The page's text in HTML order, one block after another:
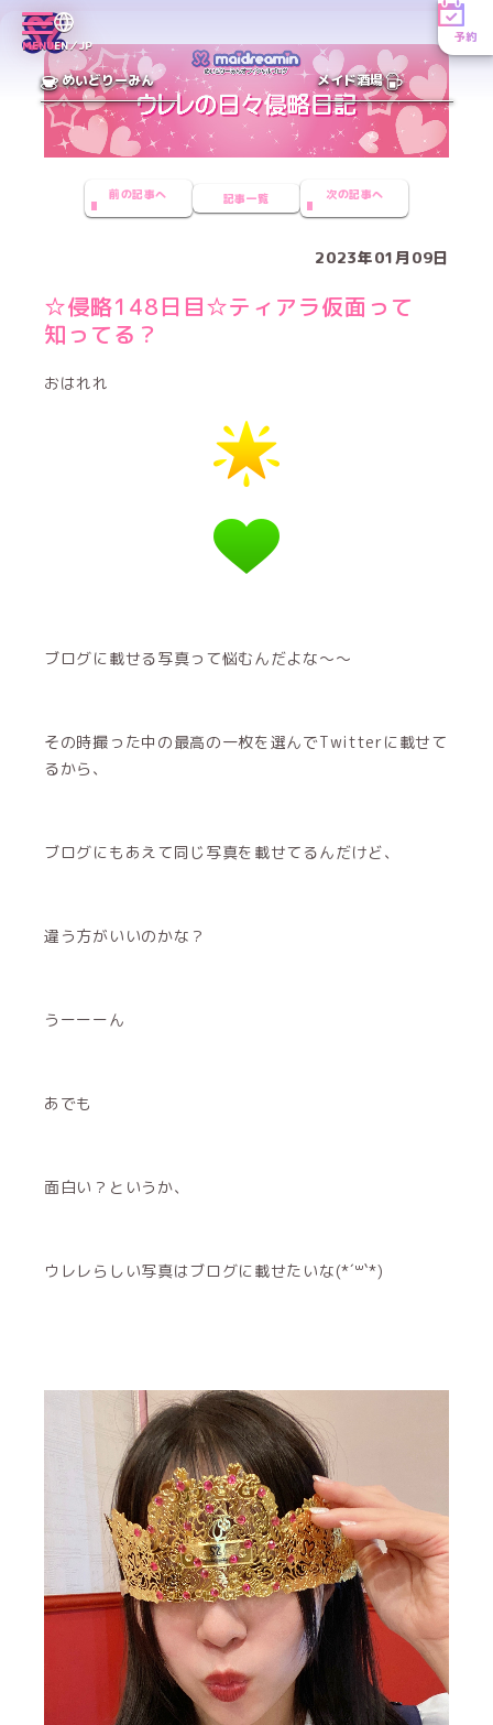
MENUEN／JP
予約
めいどりーみん メイド酒場
前の記事へ 記事一覧 次の記事へ
2023年01月09日
☆侵略148日目☆ティアラ仮面って
知ってる？
おはれれ
ブログに載せる写真って悩むんだよな〜〜
その時撮った中の最高の一枚を選んでTwitterに載せて
るから、
ブログにもあえて同じ写真を載せてるんだけど、
違う方がいいのかな？
うーーーん
あでも
面白い？というか、
ウレレらしい写真はブログに載せたいな(*´꒳`*)